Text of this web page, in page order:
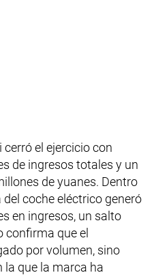
el ejercicio con
de ingresos totales y un
de yuanes. Dentro
coche eléctrico generó
en ingresos, un salto
confirma que el
por volumen, sino
la que la marca ha